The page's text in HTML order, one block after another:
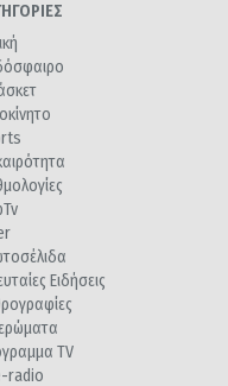
Ειδήσεις
TV
radio